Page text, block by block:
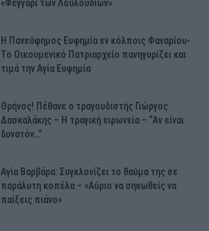
«Φεγγάρι των Λουλουδιών»
H Πανεύφημος Ευφημία εν κόλποις Φαναρίου-
Το Οικουμενικό Πατριαρχείο πανηγυρίζει και
τιμά την Αγία Ευφημία
Θρήνος! Πέθανε ο τραγουδιστής Γιώργος
Δασκαλάκης – Η τραγική ειρωνεία – “Αν είναι
δυνατόν…”
Αγία Βαρβάρα: Συγκλονίζει το θαύμα της σε
παράλυτη κοπέλα – «Αύριο να σηκωθείς να
παίξεις πιάνο»